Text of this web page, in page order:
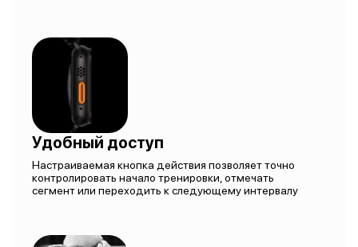
Удобный доступ
Настраиваемая кнопка действия позволяет точно
контролировать начало тренировки, отмечать
сегмент или переходить к следующему интервалу